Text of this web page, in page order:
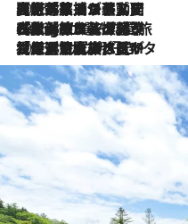
2026.8.5
【厳選旅コスメ】国内をあちこち移動する河井菜摘が選んだ夏旅ベストコスメ発表！「リラックスアイテムはマスト」【Mサイズジップ】
2026.8.4
【厳選旅コスメ】「紫外線＆乾燥対策しながらメイク感も！」ヘア＆メイクGeorgeが選んだ夏旅ベストコスメを発表！【Mサイズジップ】
2026.8.3
【厳選旅コスメ】「保湿もタイパ重視！」“サウナ好き”タレント清水みさとが愛用する夏旅ベストコスメを発表！【Mサイズジップ】